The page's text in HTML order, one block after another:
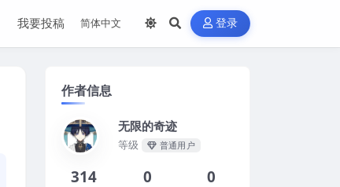
我要投稿 登录
作者信息
无限的奇迹
等级 普通用户
314 0 0